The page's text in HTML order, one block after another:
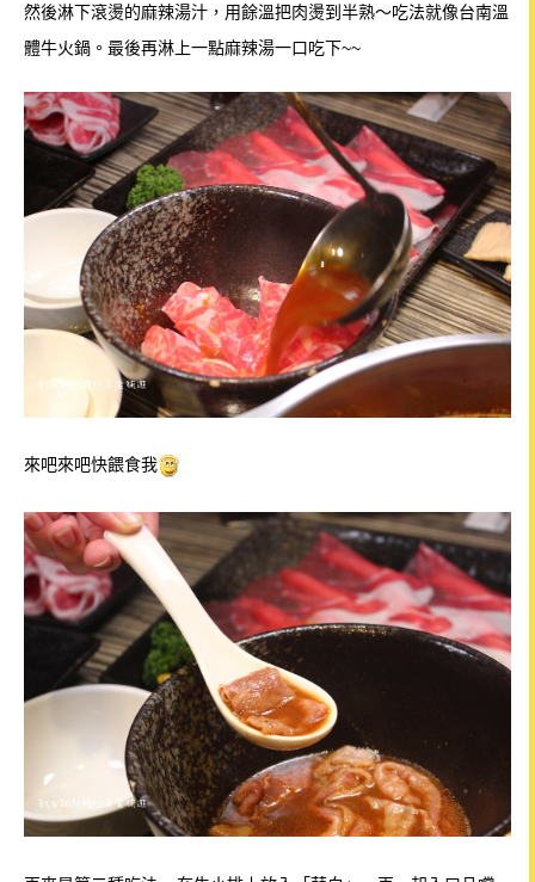
然後淋下滾燙的麻辣湯汁，用餘溫把肉燙到半熟～吃法就像台南溫
體牛火鍋。最後再淋上一點麻辣湯一口吃下~~
來吧來吧快餵食我